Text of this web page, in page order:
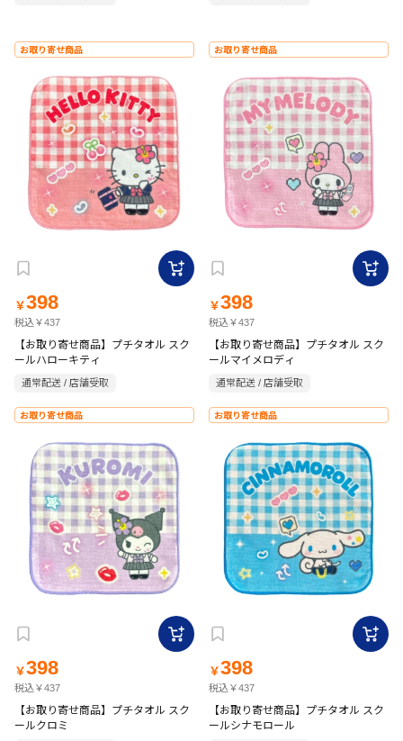
お取り寄せ商品
￥398
税込￥437
【お取り寄せ商品】プチタオル スク
ールハローキティ
通常配送 / 店舗受取
お取り寄せ商品
￥398
税込￥437
【お取り寄せ商品】プチタオル スク
ールマイメロディ
通常配送 / 店舗受取
お取り寄せ商品
￥398
税込￥437
【お取り寄せ商品】プチタオル スク
ールクロミ
お取り寄せ商品
￥398
税込￥437
【お取り寄せ商品】プチタオル スク
ールシナモロール